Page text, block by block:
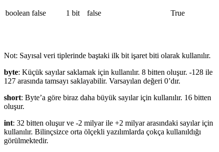
boolean false 1 bit false True
Not: Sayısal veri tiplerinde baştaki ilk bit işaret biti olarak kullanılır.
byte: Küçük sayılar saklamak için kullanılır. 8 bitten oluşur. -128 ile
127 arasında tamsayı saklayabilir. Varsayılan değeri 0’dır.
short: Byte’a göre biraz daha büyük sayılar için kullanılır. 16 bitten
oluşur.
int: 32 bitten oluşur ve -2 milyar ile +2 milyar arasındaki sayılar için
kullanılır. Bilinçsizce orta ölçekli yazılımlarda çokça kullanıldığı
görülmektedir.